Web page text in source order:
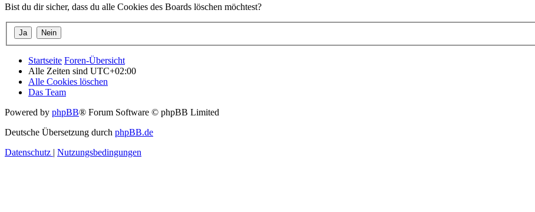
Bist du dir sicher, dass du alle Cookies des Boards löschen möchtest?
Startseite Foren-Übersicht
Alle Zeiten sind UTC+02:00
Alle Cookies löschen
Das Team
Powered by phpBB® Forum Software © phpBB Limited
Deutsche Übersetzung durch phpBB.de
Datenschutz | Nutzungsbedingungen